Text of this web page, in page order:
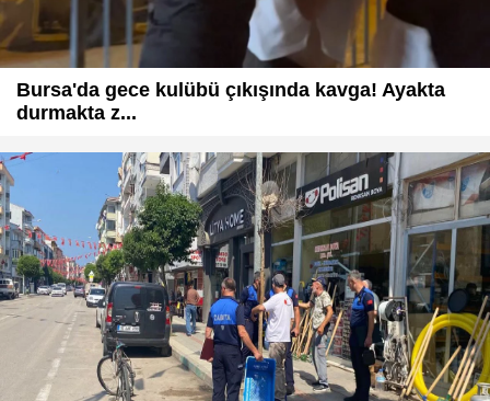
Bursa'da gece kulübü çıkışında kavga! Ayakta
durmakta z...